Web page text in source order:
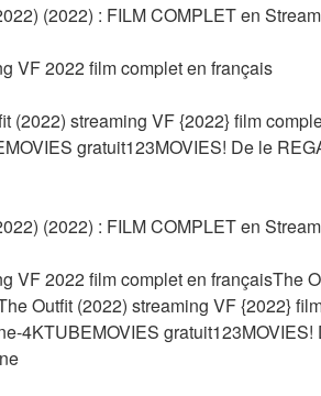
(2022) : FILM COMPLET en
VF 2022 film complet en français
(2022) streaming VF {2022} film
gratuit123MOVIES! De le
(2022) : FILM COMPLET en
VF 2022 film complet en françaisThe
Outfit (2022) streaming VF {2022}
4KTUBEMOVIES